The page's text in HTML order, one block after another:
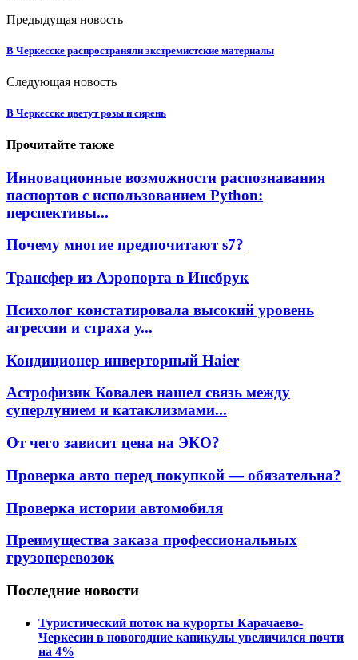
Предыдущая новость
В Черкесске распространяли экстремистские материалы
Следующая новость
В Черкесске цветут розы и сирень
Прочитайте также
Инновационные возможности распознавания
паспортов с использованием Python:
перспективы...
Почему многие предпочитают s7?
Трансфер из Аэропорта в Инсбрук
Психолог констатировала высокий уровень
агрессии и страха у...
Кондиционер инверторный Haier
Астрофизик Ковалев нашел связь между
суперлунием и катаклизмами...
От чего зависит цена на ЭКО?
Проверка авто перед покупкой — обязательна?
Проверка истории автомобиля
Преимущества заказа профессиональных
грузоперевозок
Последние новости
Туристический поток на курорты Карачаево-
Черкесии в новогодние каникулы увеличился почти
на 4%